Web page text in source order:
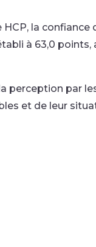
HCP, la confiance
à 63,0 points,
perception par
et de leur